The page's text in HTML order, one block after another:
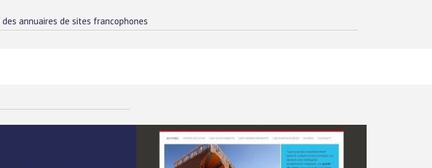
annuaires de sites francophones